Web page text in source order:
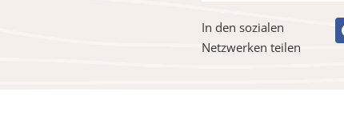
In den sozialen
Netzwerken teilen